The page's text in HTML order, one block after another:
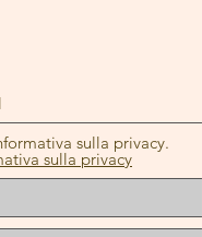
sulla privacy.
sulla privacy